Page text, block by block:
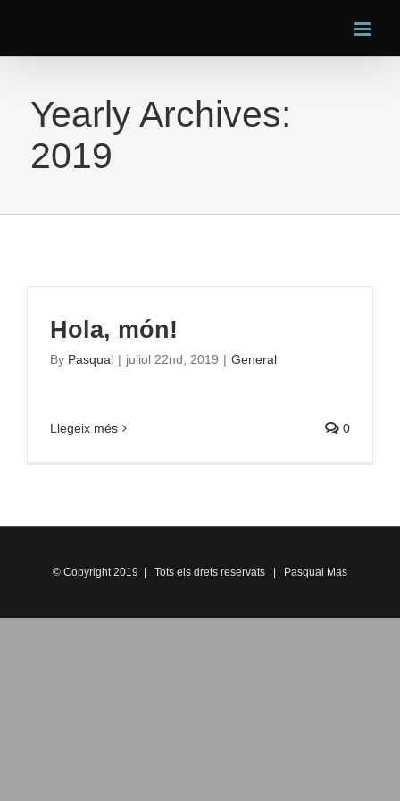
Yearly Archives:
2019
Hola, món!
By Pasqual | juliol 22nd, 2019 | General
Llegeix més 0
© Copyright 2019 | Tots els drets reservats | Pasqual Mas